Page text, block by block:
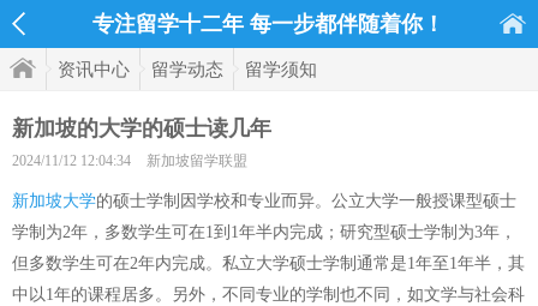
专注留学十二年 每一步都伴随着你！
资讯中心 留学动态 留学须知
新加坡的大学的硕士读几年
2024/11/12 12:04:34 新加坡留学联盟
新加坡大学的硕士学制因学校和专业而异。公立大学一般授课型硕士
学制为2年，多数学生可在1到1年半内完成；研究型硕士学制为3年，
但多数学生可在2年内完成。私立大学硕士学制通常是1年至1年半，其
中以1年的课程居多。另外，不同专业的学制也不同，如文学与社会科